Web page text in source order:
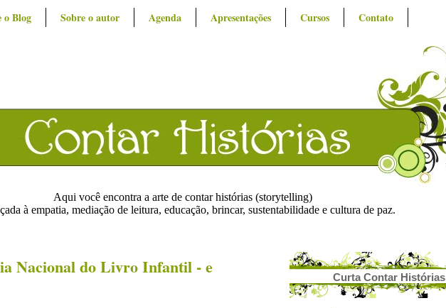
o Blog Sobre o autor Agenda Apresentações Cursos Contato
Aqui você encontra a arte de contar histórias (storytelling)
à empatia, mediação de leitura, educação, brincar, sustentabilidade e cultura de paz.
Nacional do Livro Infantil - e
Curta Contar Histórias